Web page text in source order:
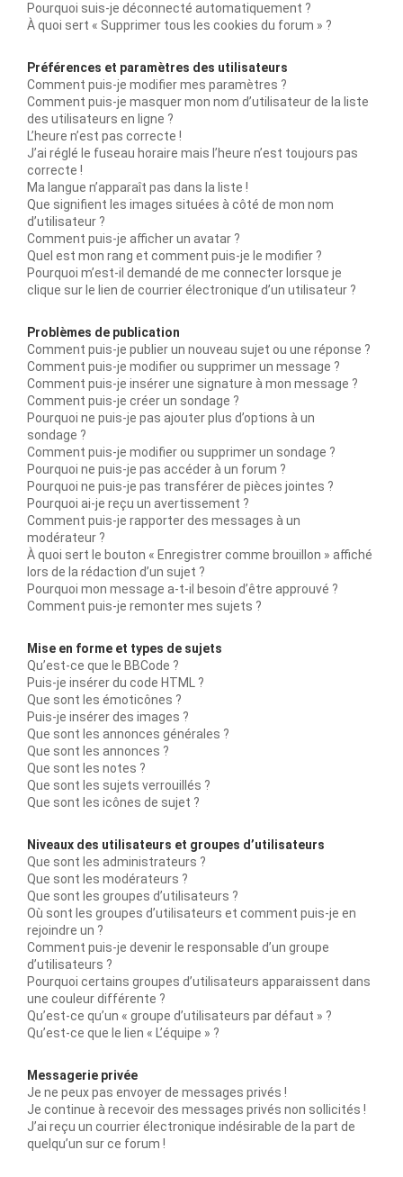
Pourquoi suis-je déconnecté automatiquement ?
À quoi sert « Supprimer tous les cookies du forum » ?
Préférences et paramètres des utilisateurs
Comment puis-je modifier mes paramètres ?
Comment puis-je masquer mon nom d’utilisateur de la liste
des utilisateurs en ligne ?
L’heure n’est pas correcte !
J’ai réglé le fuseau horaire mais l’heure n’est toujours pas
correcte !
Ma langue n’apparaît pas dans la liste !
Que signifient les images situées à côté de mon nom
d’utilisateur ?
Comment puis-je afficher un avatar ?
Quel est mon rang et comment puis-je le modifier ?
Pourquoi m’est-il demandé de me connecter lorsque je
clique sur le lien de courrier électronique d’un utilisateur ?
Problèmes de publication
Comment puis-je publier un nouveau sujet ou une réponse ?
Comment puis-je modifier ou supprimer un message ?
Comment puis-je insérer une signature à mon message ?
Comment puis-je créer un sondage ?
Pourquoi ne puis-je pas ajouter plus d’options à un
sondage ?
Comment puis-je modifier ou supprimer un sondage ?
Pourquoi ne puis-je pas accéder à un forum ?
Pourquoi ne puis-je pas transférer de pièces jointes ?
Pourquoi ai-je reçu un avertissement ?
Comment puis-je rapporter des messages à un
modérateur ?
À quoi sert le bouton « Enregistrer comme brouillon » affiché
lors de la rédaction d’un sujet ?
Pourquoi mon message a-t-il besoin d’être approuvé ?
Comment puis-je remonter mes sujets ?
Mise en forme et types de sujets
Qu’est-ce que le BBCode ?
Puis-je insérer du code HTML ?
Que sont les émoticônes ?
Puis-je insérer des images ?
Que sont les annonces générales ?
Que sont les annonces ?
Que sont les notes ?
Que sont les sujets verrouillés ?
Que sont les icônes de sujet ?
Niveaux des utilisateurs et groupes d’utilisateurs
Que sont les administrateurs ?
Que sont les modérateurs ?
Que sont les groupes d’utilisateurs ?
Où sont les groupes d’utilisateurs et comment puis-je en
rejoindre un ?
Comment puis-je devenir le responsable d’un groupe
d’utilisateurs ?
Pourquoi certains groupes d’utilisateurs apparaissent dans
une couleur différente ?
Qu’est-ce qu’un « groupe d’utilisateurs par défaut » ?
Qu’est-ce que le lien « L’équipe » ?
Messagerie privée
Je ne peux pas envoyer de messages privés !
Je continue à recevoir des messages privés non sollicités !
J’ai reçu un courrier électronique indésirable de la part de
quelqu’un sur ce forum !